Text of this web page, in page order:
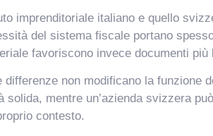
imprenditoriale italiano e quello
del sistema fiscale portano
favoriscono invece documenti
differenze non modificano la funzione
solida, mentre un’azienda svizzera
contesto.